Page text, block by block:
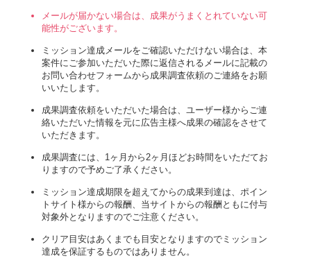
メールが届かない場合は、成果がうまくとれていない可
能性がございます。
ミッション達成メールをご確認いただけない場合は、本
案件にご参加いただいた際に返信されるメールに記載の
お問い合わせフォームから成果調査依頼のご連絡をお願
いいたします。
成果調査依頼をいただいた場合は、ユーザー様からご連
絡いただいた情報を元に広告主様へ成果の確認をさせて
いただきます。
成果調査には、1ヶ月から2ヶ月ほどお時間をいただてお
りますので予めご了承ください。
ミッション達成期限を超えてからの成果到達は、ポイン
トサイト様からの報酬、当サイトからの報酬ともに付与
対象外となりますのでご注意ください。
クリア目安はあくまでも目安となりますのでミッション
達成を保証するものではありません。